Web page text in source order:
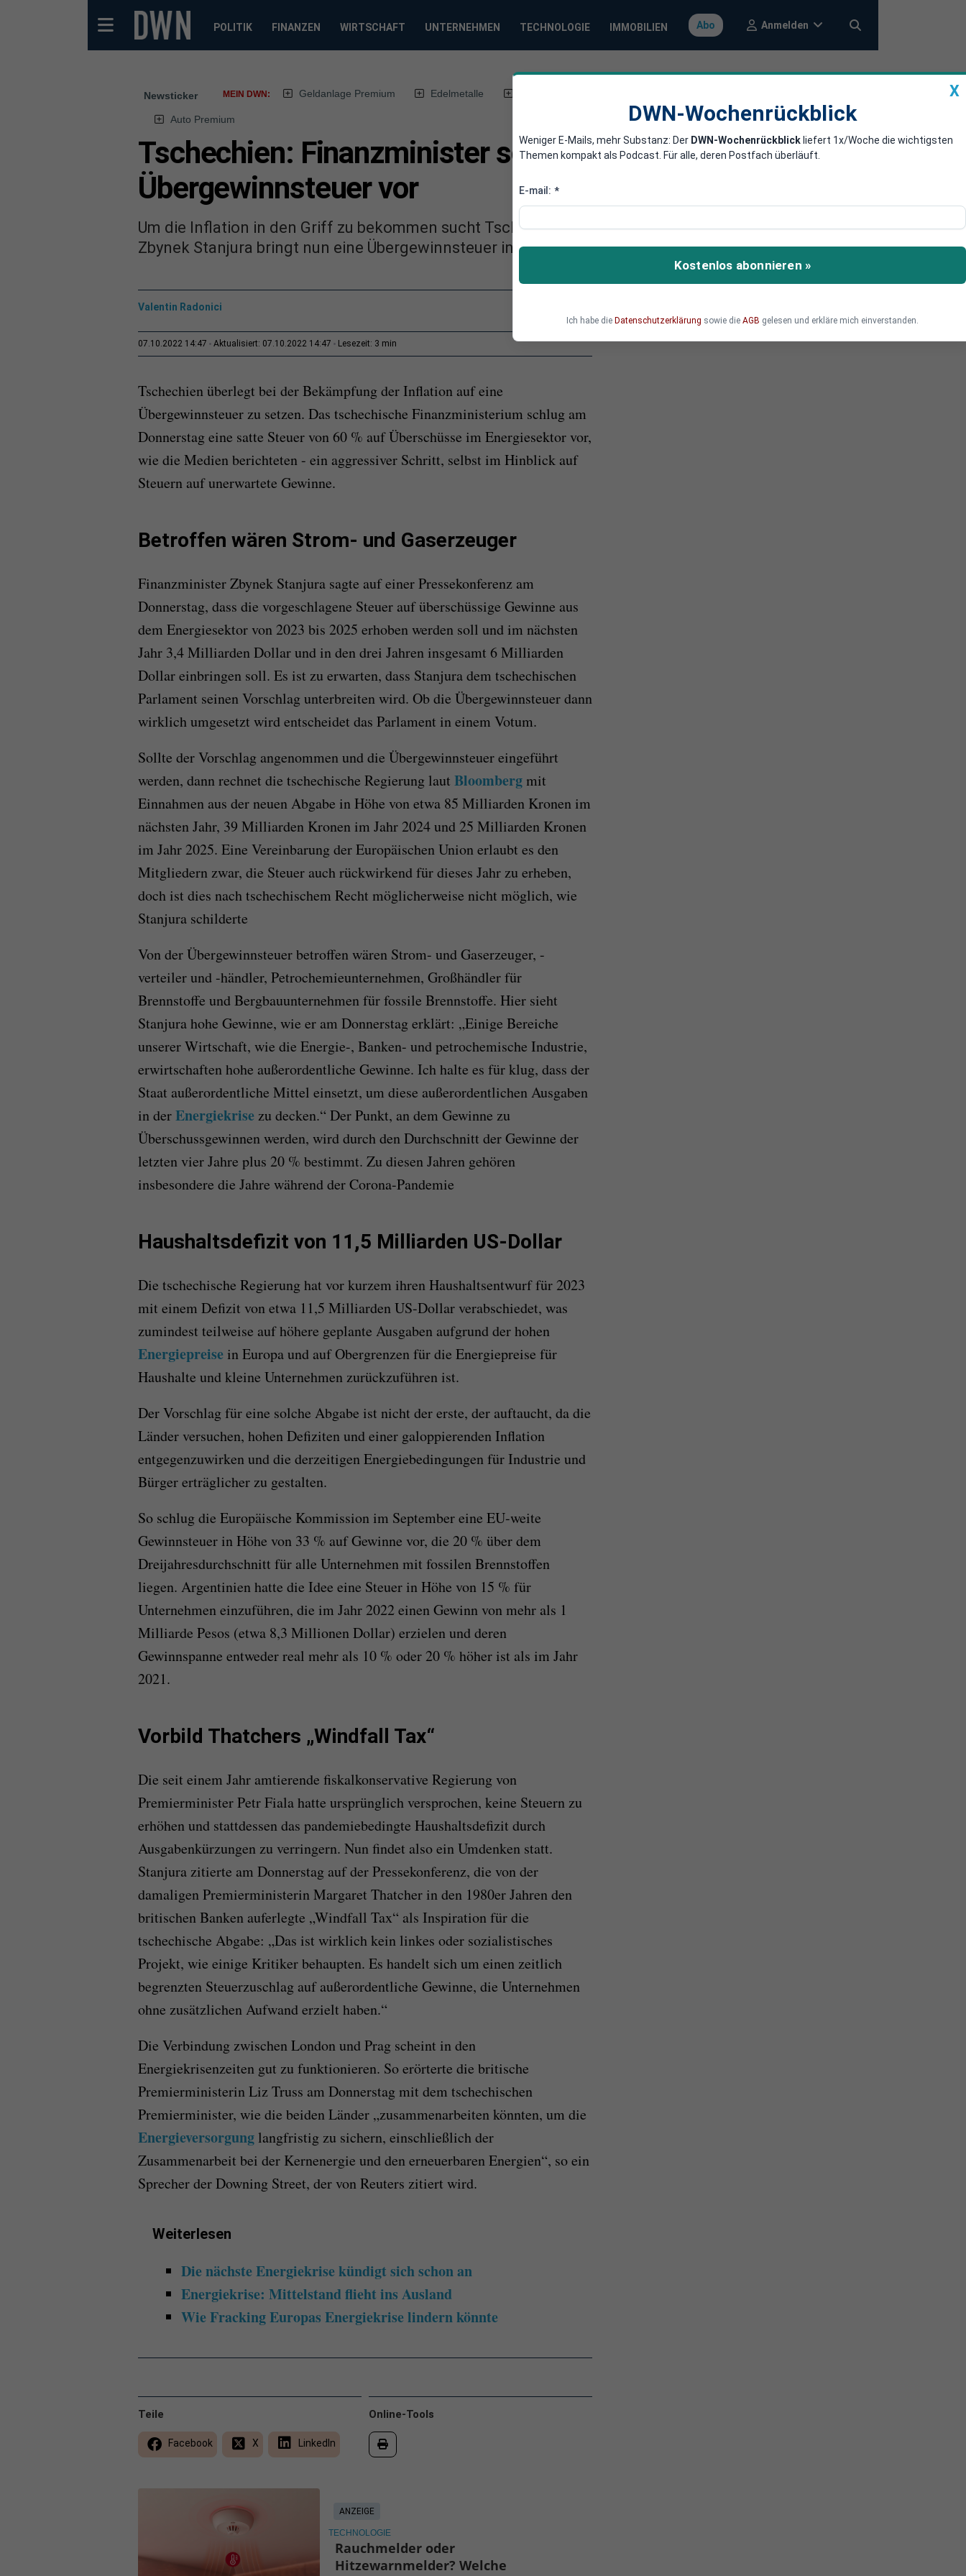
POLITIK FINANZEN WIRTSCHAFT UNTERNEHMEN TECHNOLOGIE IMMOBILIEN Abo Anmelden
Newsticker MEIN DWN: Geldanlage Premium Edelmetalle
Auto Premium
Tschechien: Finanzminister schlägt
Übergewinnsteuer vor
Um die Inflation in den Griff zu bekommen sucht Tschechien nach Lösungen. Finanzminister
Zbynek Stanjura bringt nun eine Übergewinnsteuer ins Spiel.
Valentin Radonici
07.10.2022 14:47 Aktualisiert: 07.10.2022 14:47 Lesezeit: 3 min
Tschechien überlegt bei der Bekämpfung der Inflation auf eine
Übergewinnsteuer zu setzen. Das tschechische Finanzministerium schlug am
Donnerstag eine satte Steuer von 60 % auf Überschüsse im Energiesektor vor,
wie die Medien berichteten - ein aggressiver Schritt, selbst im Hinblick auf
Steuern auf unerwartete Gewinne.
Betroffen wären Strom- und Gaserzeuger
Finanzminister Zbynek Stanjura sagte auf einer Pressekonferenz am
Donnerstag, dass die vorgeschlagene Steuer auf überschüssige Gewinne aus
dem Energiesektor von 2023 bis 2025 erhoben werden soll und im nächsten
Jahr 3,4 Milliarden Dollar und in den drei Jahren insgesamt 6 Milliarden
Dollar einbringen soll. Es ist zu erwarten, dass Stanjura dem tschechischen
Parlament seinen Vorschlag unterbreiten wird. Ob die Übergewinnsteuer dann
wirklich umgesetzt wird entscheidet das Parlament in einem Votum.
Sollte der Vorschlag angenommen und die Übergewinnsteuer eingeführt
werden, dann rechnet die tschechische Regierung laut Bloomberg mit
Einnahmen aus der neuen Abgabe in Höhe von etwa 85 Milliarden Kronen im
nächsten Jahr, 39 Milliarden Kronen im Jahr 2024 und 25 Milliarden Kronen
im Jahr 2025. Eine Vereinbarung der Europäischen Union erlaubt es den
Mitgliedern zwar, die Steuer auch rückwirkend für dieses Jahr zu erheben,
doch ist dies nach tschechischem Recht möglicherweise nicht möglich, wie
Stanjura schilderte
Von der Übergewinnsteuer betroffen wären Strom- und Gaserzeuger, -
verteiler und -händler, Petrochemieunternehmen, Großhändler für
Brennstoffe und Bergbauunternehmen für fossile Brennstoffe. Hier sieht
Stanjura hohe Gewinne, wie er am Donnerstag erklärt: „Einige Bereiche
unserer Wirtschaft, wie die Energie-, Banken- und petrochemische Industrie,
erwirtschaften hohe außerordentliche Gewinne. Ich halte es für klug, dass der
Staat außerordentliche Mittel einsetzt, um diese außerordentlichen Ausgaben
in derEnergiekrisezu decken.“ Der Punkt, an dem Gewinne zu
Überschussgewinnen werden, wird durch den Durchschnitt der Gewinne der
letzten vier Jahre plus 20 % bestimmt. Zu diesen Jahren gehören
insbesondere die Jahre während der Corona-Pandemie
Haushaltsdefizit von 11,5 Milliarden US-Dollar
Die tschechische Regierung hat vor kurzem ihren Haushaltsentwurf für 2023
mit einem Defizit von etwa 11,5 Milliarden US-Dollar verabschiedet, was
zumindest teilweise auf höhere geplante Ausgaben aufgrund der hohen
Energiepreisein Europa und auf Obergrenzen für die Energiepreise für
Haushalte und kleine Unternehmen zurückzuführen ist.
Der Vorschlag für eine solche Abgabe ist nicht der erste, der auftaucht, da die
Länder versuchen, hohen Defiziten und einer galoppierenden Inflation
entgegenzuwirken und die derzeitigen Energiebedingungen für Industrie und
Bürger erträglicher zu gestalten.
So schlug die Europäische Kommission im September eine EU-weite
Gewinnsteuer in Höhe von 33 % auf Gewinne vor, die 20 % über dem
Dreijahresdurchschnitt für alle Unternehmen mit fossilen Brennstoffen
liegen. Argentinien hatte die Idee eine Steuer in Höhe von 15 % für
Unternehmen einzuführen, die im Jahr 2022 einen Gewinn von mehr als 1
Milliarde Pesos (etwa 8,3 Millionen Dollar) erzielen und deren
Gewinnspanne entweder real mehr als 10 % oder 20 % höher ist als im Jahr
2021.
Vorbild Thatchers „Windfall Tax“
Die seit einem Jahr amtierende fiskalkonservative Regierung von
Premierminister Petr Fiala hatte ursprünglich versprochen, keine Steuern zu
erhöhen und stattdessen das pandemiebedingte Haushaltsdefizit durch
Ausgabenkürzungen zu verringern. Nun findet also ein Umdenken statt.
Stanjura zitierte am Donnerstag auf der Pressekonferenz, die von der
damaligen Premierministerin Margaret Thatcher in den 1980er Jahren den
britischen Banken auferlegte „Windfall Tax“ als Inspiration für die
tschechische Abgabe: „Das ist wirklich kein linkes oder sozialistisches
Projekt, wie einige Kritiker behaupten. Es handelt sich um einen zeitlich
begrenzten Steuerzuschlag auf außerordentliche Gewinne, die Unternehmen
ohne zusätzlichen Aufwand erzielt haben.“
Die Verbindung zwischen London und Prag scheint in den
Energiekrisenzeiten gut zu funktionieren. So erörterte die britische
Premierministerin Liz Truss am Donnerstag mit dem tschechischen
Premierminister, wie die beiden Länder „zusammenarbeiten könnten, um die
Energieversorgung langfristig zu sichern, einschließlich der
Zusammenarbeit bei der Kernenergie und den erneuerbaren Energien“, so ein
Sprecher der Downing Street, der von Reuters zitiert wird.
Weiterlesen
Die nächste Energiekrise kündigt sich schon an
Energiekrise: Mittelstand flieht ins Ausland
Wie Fracking Europas Energiekrise lindern könnte
Online-Tools
Teile
Facebook X LinkedIn
ANZEIGE
TECHNOLOGIE
Rauchmelder oder
Hitzewarnmelder? Welche
X
DWN-Wochenrückblick
Weniger E-Mails, mehr Substanz: Der DWN-Wochenrückblick liefert 1x/Woche die wichtigsten
Themen kompakt als Podcast. Für alle, deren Postfach überläuft.
E-mail: *
Kostenlos abonnieren »
Ich habe die Datenschutzerklärung sowie die AGB gelesen und erkläre mich einverstanden.